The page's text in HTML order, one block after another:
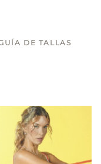
DE TALLAS